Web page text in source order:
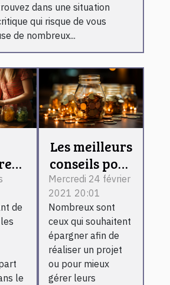
dans une situation
qui risque de vous
de nombreux...
de
le
Les meilleurs
conseils pour
mieux
épargner
Mercredi 24 février
2021 20:01
Nombreux sont
ceux qui souhaitent
épargner afin de
réaliser un projet
ou pour mieux
gérer leurs